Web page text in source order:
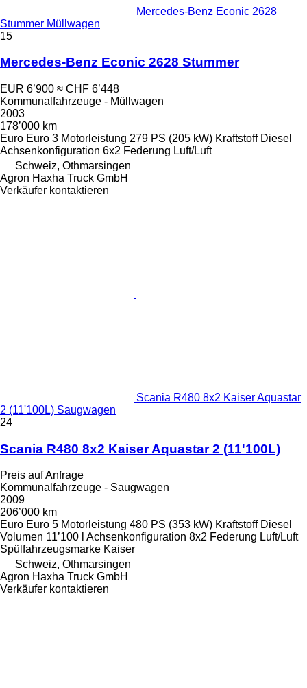
Mercedes-Benz Econic 2628
Stummer Müllwagen
15
Mercedes-Benz Econic 2628 Stummer
EUR 6’900 ≈ CHF 6’448
Kommunalfahrzeuge - Müllwagen
2003
178’000 km
Euro Euro 3 Motorleistung 279 PS (205 kW) Kraftstoff Diesel
Achsenkonfiguration 6x2 Federung Luft/Luft
Schweiz, Othmarsingen
Agron Haxha Truck GmbH
Verkäufer kontaktieren
Scania R480 8x2 Kaiser Aquastar
2 (11'100L) Saugwagen
24
Scania R480 8x2 Kaiser Aquastar 2 (11'100L)
Preis auf Anfrage
Kommunalfahrzeuge - Saugwagen
2009
206’000 km
Euro Euro 5 Motorleistung 480 PS (353 kW) Kraftstoff Diesel
Volumen 11’100 l Achsenkonfiguration 8x2 Federung Luft/Luft
Spülfahrzeugsmarke Kaiser
Schweiz, Othmarsingen
Agron Haxha Truck GmbH
Verkäufer kontaktieren